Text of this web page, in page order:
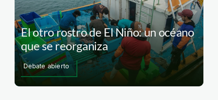
El otro rostro de El Niño: un océano
que se reorganiza
Debate abierto